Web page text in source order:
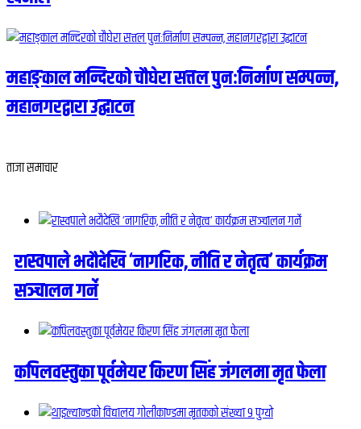
महाङ्काल मन्दिरको चौघेरा सत्तल पुनःनिर्माण सम्पन्न,
महानगरद्वारा उद्घाटन
ताजा समाचार
रास्वपाले भदौदेखि ‘नागरिक, नीति र नेतृत्व’ कार्यक्रम
सञ्चालन गर्ने
कपिलवस्तुका पूर्वमेयर किरण सिंह जंगलमा मृत फेला